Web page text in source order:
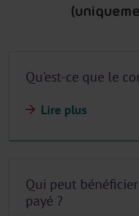
Qu'est-ce que le
Lire plus
Qui peut
payé ?